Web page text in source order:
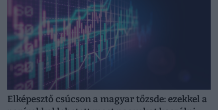
Elképesztő csúcson a magyar tőzsde: ezekkel a